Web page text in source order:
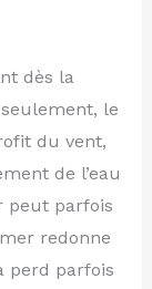
dès la
le
du vent,
de l’eau
peut parfois
redonne
perd parfois